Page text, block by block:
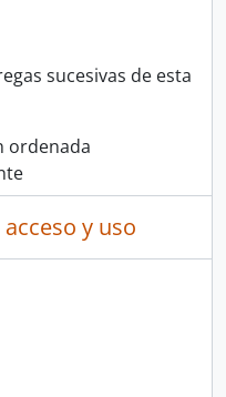
sucesivas de esta
ordenada
y uso